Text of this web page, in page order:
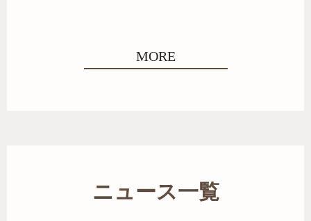
MORE
ニュース一覧